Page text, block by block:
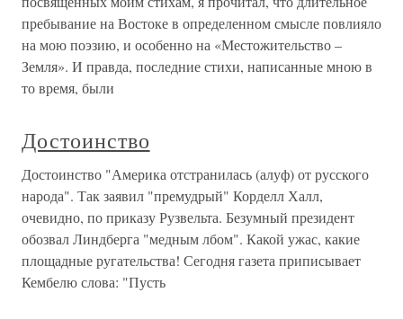
пребывание на Востоке в определенном смысле повлияло
на мою поэзию, и особенно на «Местожительство –
Земля». И правда, последние стихи, написанные мною в
то время, были
Достоинство
Достоинство "Америка отстранилась (алуф) от русского
народа". Так заявил "премудрый" Корделл Халл,
очевидно, по приказу Рузвельта. Безумный президент
обозвал Линдберга "медным лбом". Какой ужас, какие
площадные ругательства! Сегодня газета приписывает
Кембелю слова: "Пусть